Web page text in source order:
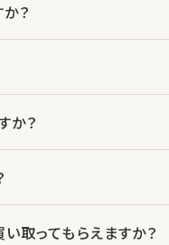
？
か？
取ってもらえますか？